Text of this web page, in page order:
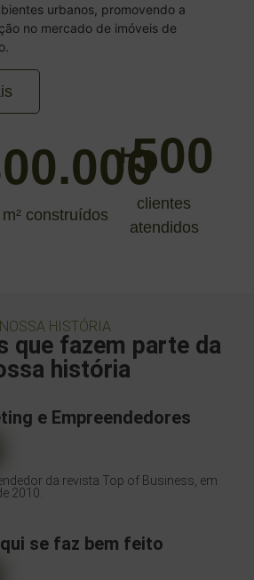
urbanos, promovendo a
no mercado de imóveis de
m² construídos
+500
clientes
atendidos
NOSSA HISTÓRIA
que fazem parte da
história
e Empreendedores
da revista Top of Business, em
2010.
se faz bem feito